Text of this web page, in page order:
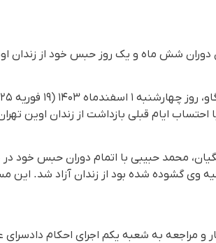
شش ماه و یک روز حبس خود از زندان
ایام قبلی بازداشت از زندان اوین
محمد حبیبی با اتمام دوران حبس خود در
(١١ نوامبر ٢٠٢٤)، پس از احضار و مراجعه به شعبه یکم اجرای